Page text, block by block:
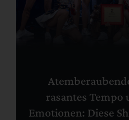
rasantes Tempo
Emotionen: Diese